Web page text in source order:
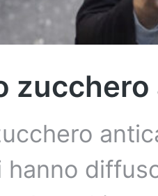
hanno